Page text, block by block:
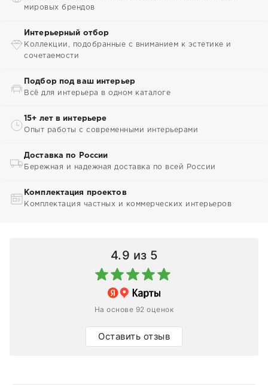
мировых брендов
Интерьерный отбор
Коллекции, подобранные с вниманием к эстетике и
сочетаемости
Подбор под ваш интерьер
Всё для интерьера в одном каталоге
15+ лет в интерьере
Опыт работы с современными интерьерами
Доставка по России
Бережная и надежная доставка по всей России
Комплектация проектов
Комплектация частных и коммерческих интерьеров
4.9 из 5
На основе 92 оценок
Оставить отзыв